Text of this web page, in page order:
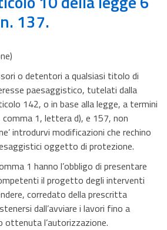
137.
o detentori a qualsiasi titolo di
paesaggistico, tutelati dalla
142, o in base alla legge, a termini
1, lettera d), e 157, non
introdurvi modificazioni che rechino
oggetto di protezione.
1 hanno l’obbligo di presentare
il progetto degli interventi
corredato della prescritta
dall’avviare i lavori fino a
ottenuta l’autorizzazione.